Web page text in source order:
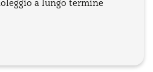
a lungo termine